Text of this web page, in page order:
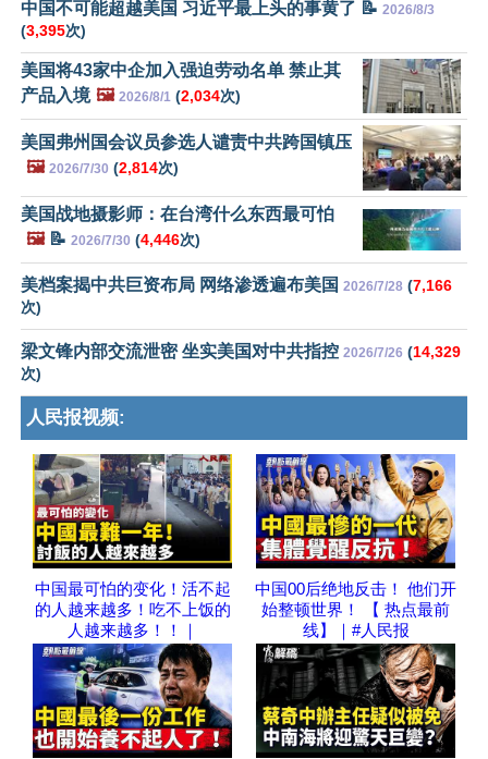
中国不可能超越美国 习近平最上头的事黄了 📝 2026/8/3
(3,395次)
美国将43家中企加入强迫劳动名单 禁止其
产品入境 🖼️ 2026/8/1 (2,034次)
美国弗州国会议员参选人谴责中共跨国镇压
🖼️ 2026/7/30 (2,814次)
美国战地摄影师：在台湾什么东西最可怕
🖼️📝 2026/7/30 (4,446次)
美档案揭中共巨资布局 网络渗透遍布美国 2026/7/28 (7,166
次)
梁文锋内部交流泄密 坐实美国对中共指控 2026/7/26 (14,329
次)
人民报视频:
中国最可怕的变化！活不起
的人越来越多！吃不上饭的
人越来越多！！｜
中国00后绝地反击！ 他们开
始整顿世界！ 【 热点最前
线】｜#人民报